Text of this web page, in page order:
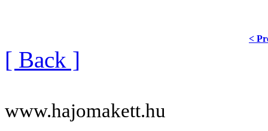
<
[ Back ]
www.hajomakett.hu